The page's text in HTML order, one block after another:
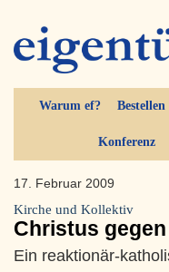
Warum ef? Bestellen
Konferenz
17. Februar 2009
Kirche und Kollektiv
Christus
Ein reaktionär-